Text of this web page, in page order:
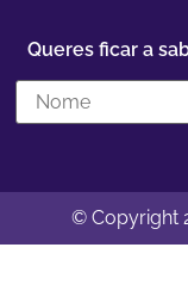
Queres ficar a
© Copyright